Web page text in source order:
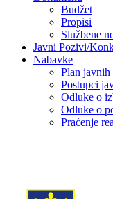
Budžet
Propisi
Službene
Javni Pozivi/
Nabavke
Plan javnih
Postupci
Odluke o
Odluke o
Praćenje